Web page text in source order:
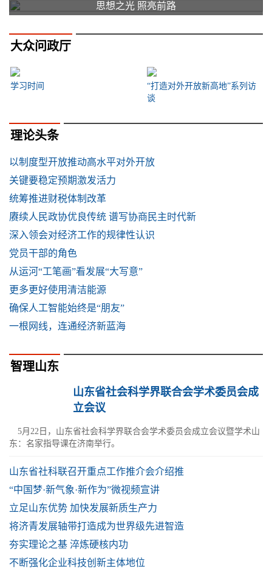
思想之光 照亮前路
大众问政厅
学习时间
“打造对外开放新高地”系列访
谈
理论头条
以制度型开放推动高水平对外开放
关键要稳定预期激发活力
统筹推进财税体制改革
赓续人民政协优良传统 谱写协商民主时代新
深入领会对经济工作的规律性认识
党员干部的角色
从运河“工笔画”看发展“大写意”
更多更好使用清洁能源
确保人工智能始终是“朋友”
一根网线，连通经济新蓝海
智理山东
山东省社会科学界联合会学术委员会成
立会议
5月22日，山东省社会科学界联合会学术委员会成立会议暨学术山
东：名家指导课在济南举行。
山东省社科联召开重点工作推介会介绍推
“中国梦·新气象·新作为”微视频宣讲
立足山东优势 加快发展新质生产力
将济青发展轴带打造成为世界级先进智造
夯实理论之基 淬炼硬核内功
不断强化企业科技创新主体地位